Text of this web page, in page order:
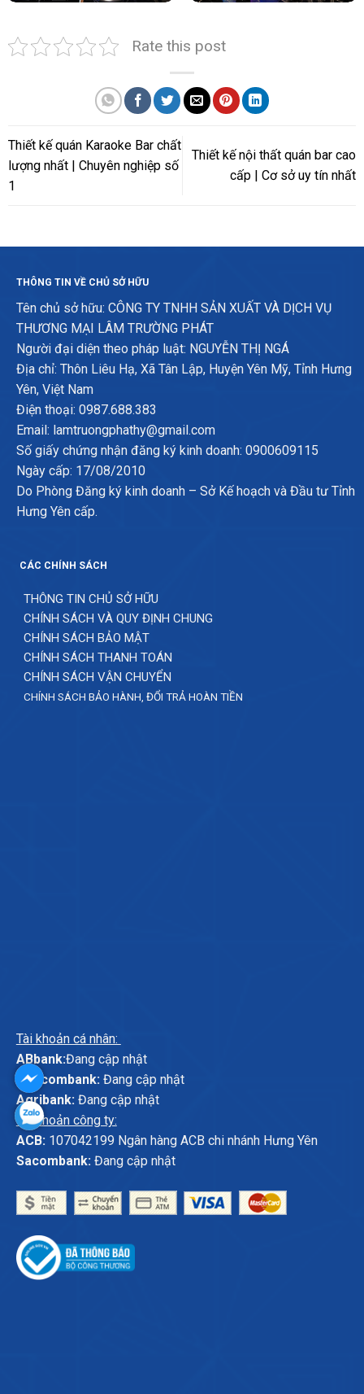
Rate this post
Thiết kế quán Karaoke Bar chất
lượng nhất | Chuyên nghiệp số
1
Thiết kế nội thất quán bar cao
cấp | Cơ sở uy tín nhất
THÔNG TIN VỀ CHỦ SỞ HỮU
Tên chủ sở hữu: CÔNG TY TNHH SẢN XUẤT VÀ DỊCH VỤ
THƯƠNG MẠI LÂM TRƯỜNG PHÁT
Người đại diện theo pháp luật: NGUYỄN THỊ NGÁ
Địa chỉ: Thôn Liêu Hạ, Xã Tân Lập, Huyện Yên Mỹ, Tỉnh Hưng
Yên, Việt Nam
Điện thoại: 0987.688.383
Email: lamtruongphathy@gmail.com
Số giấy chứng nhận đăng ký kinh doanh: 0900609115
Ngày cấp: 17/08/2010
Do Phòng Đăng ký kinh doanh – Sở Kế hoạch và Đầu tư Tỉnh
Hưng Yên cấp.
CÁC CHÍNH SÁCH
THÔNG TIN CHỦ SỞ HỮU
CHÍNH SÁCH VÀ QUY ĐỊNH CHUNG
CHÍNH SÁCH BẢO MẬT
CHÍNH SÁCH THANH TOÁN
CHÍNH SÁCH VẬN CHUYỂN
CHÍNH SÁCH BẢO HÀNH, ĐỔI TRẢ HOÀN TIỀN
Tài khoản cá nhân:
ABbank:Đang cập nhật
Vietcombank:Đang cập nhật
Agribank:Đang cập nhật
Tài khoản công ty:
ACB:107042199 Ngân hàng ACB chi nhánh Hưng Yên
Sacombank:Đang cập nhật